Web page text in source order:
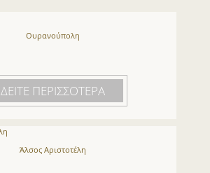
Ουρανούπολη
ΔΕΙΤΕ ΠΕΡΙΣΣΟΤΕΡΑ
Άλσος Αριστοτέλη